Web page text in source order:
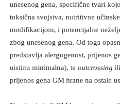
unesenog gena, specifične tvari
toksična svojstva, nutritivne
modifikacijom, i potencijalne
zbog unesenog gena. Od toga
predstavlja alergogenost, prijenos
uistinu minimalna), te outcrossing
prijenos gena GM hrane na ostale